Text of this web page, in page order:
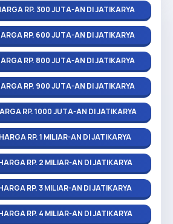
RP. 300 JUTA-AN DI JATIKARYA
RP. 600 JUTA-AN DI JATIKARYA
RP. 800 JUTA-AN DI JATIKARYA
RP. 900 JUTA-AN DI JATIKARYA
RP. 1000 JUTA-AN DI JATIKARYA
RP. 1 MILIAR-AN DI JATIKARYA
RP. 2 MILIAR-AN DI JATIKARYA
RP. 3 MILIAR-AN DI JATIKARYA
RP. 4 MILIAR-AN DI JATIKARYA